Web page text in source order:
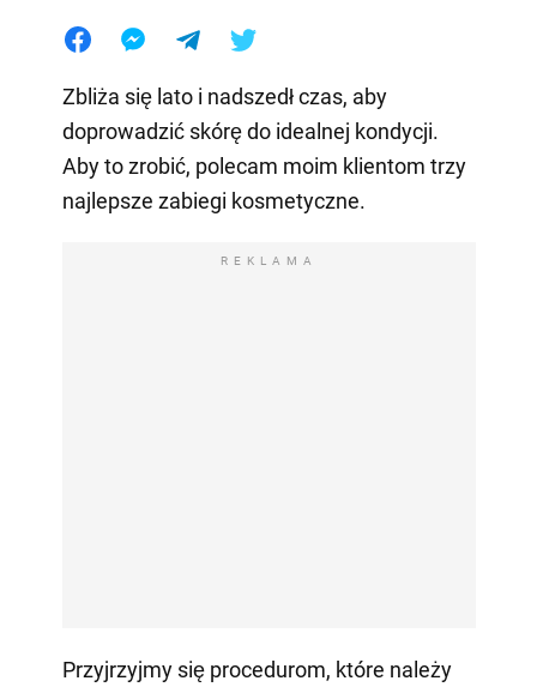
Zbliża się lato i nadszedł czas, aby
doprowadzić skórę do idealnej kondycji.
Aby to zrobić, polecam moim klientom trzy
najlepsze zabiegi kosmetyczne.
REKLAMA
Przyjrzyjmy się procedurom, które należy